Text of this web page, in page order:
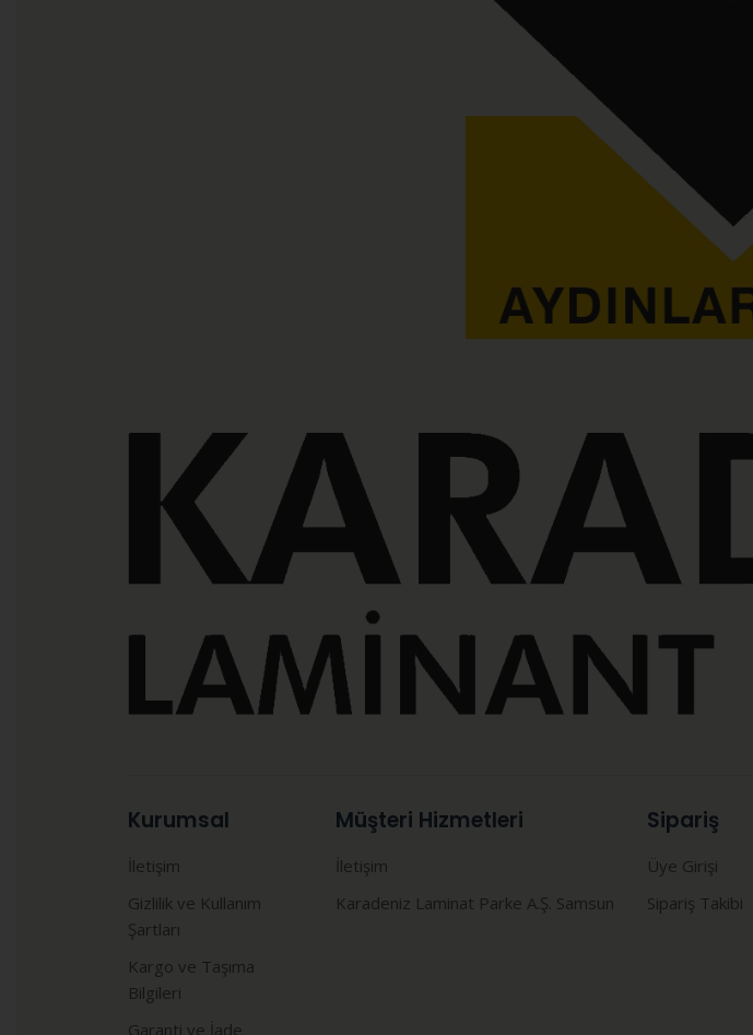
Kurumsal
İletişim
Gizlilik ve Kullanım
Şartları
Kargo ve Taşıma
Bilgileri
Garanti ve İade
Müşteri Hizmetleri
İletişim
Karadeniz Laminat Parke A.Ş. Samsun
Sipariş
Üye Girişi
Sipariş Takibi